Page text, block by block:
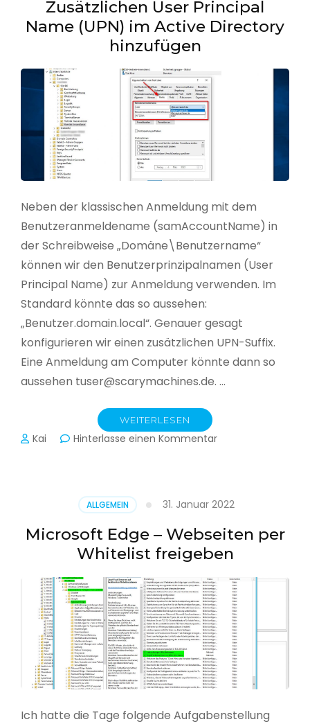
Zusätzlichen User Principal
Name (UPN) im Active Directory
hinzufügen
Neben der klassischen Anmeldung mit dem
Benutzeranmeldename (samAccountName) in
der Schreibweise „Domäne\Benutzername“
können wir den Benutzerprinzipalnamen (User
Principal Name) zur Anmeldung verwenden. Im
Standard könnte das so aussehen:
„Benutzer.domain.local“. Genauer gesagt
konfigurieren wir einen zusätzlichen UPN-Suffix.
Eine Anmeldung am Computer könnte dann so
aussehen tuser@scarymachines.de. …
WEITERLESEN
Kai Hinterlasse einen Kommentarzu
(UPN)
im
Active
Directory
ALLGEMEIN 31. Januar 2022
Microsoft Edge – Webseiten per
Whitelist freigeben
Ich hatte die Tage folgende Aufgabenstellung